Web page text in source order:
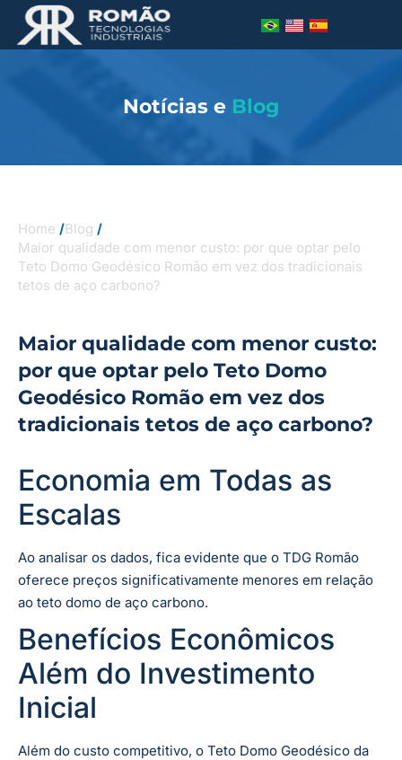
Notícias e Blog
Home /Blog /
Maior qualidade com menor custo: por que optar pelo
Teto Domo Geodésico Romão em vez dos tradicionais
tetos de aço carbono?
Maior qualidade com menor custo:
por que optar pelo Teto Domo
Geodésico Romão em vez dos
tradicionais tetos de aço carbono?
Economia em Todas as
Escalas
Ao analisar os dados, fica evidente que o TDG Romão
oferece preços significativamente menores em relação
ao teto domo de aço carbono.
Benefícios Econômicos
Além do Investimento
Inicial
Além do custo competitivo, o Teto Domo Geodésico da